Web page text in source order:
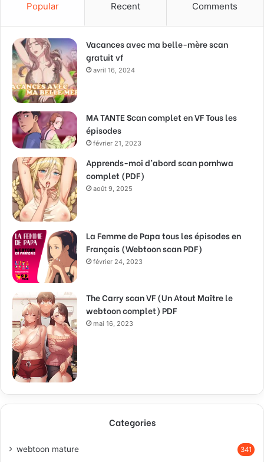
Popular Recent Comments
Vacances avec ma belle-mère scan
gratuit vf
avril 16, 2024
MA TANTE Scan complet en VF Tous les
épisodes
février 21, 2023
Apprends-moi d’abord scan pornhwa
complet (PDF)
août 9, 2025
La Femme de Papa tous les épisodes en
Français (Webtoon scan PDF)
février 24, 2023
The Carry scan VF (Un Atout Maître le
webtoon complet) PDF
mai 16, 2023
Categories
webtoon mature 341